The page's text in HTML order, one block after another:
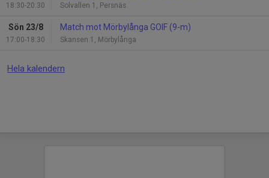
18:30-20:30 Solvallen 1, Persnäs
Sön 23/8
17:00-18:30
Match mot Mörbylånga GOIF (9-m)
Skansen 1, Mörbylånga
Hela kalendern